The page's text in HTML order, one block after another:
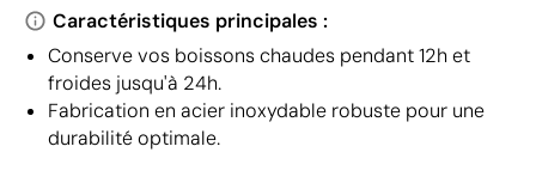
Caractéristiques principales :
Conserve vos boissons chaudes pendant 12h et
froides jusqu'à 24h.
Fabrication en acier inoxydable robuste pour une
durabilité optimale.